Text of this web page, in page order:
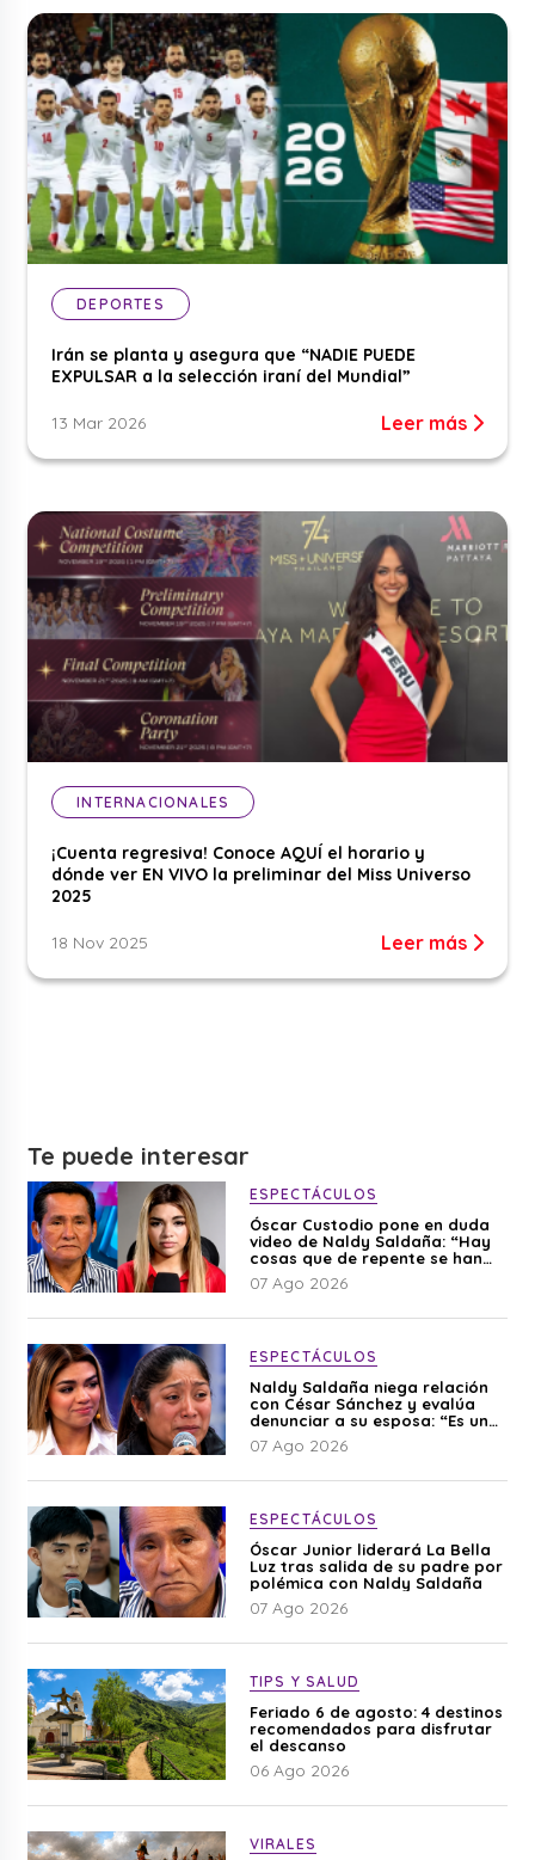
DEPORTES
Irán se planta y asegura que “NADIE PUEDE
EXPULSAR a la selección iraní del Mundial”
13 Mar 2026 Leer más
INTERNACIONALES
¡Cuenta regresiva! Conoce AQUÍ el horario y
dónde ver EN VIVO la preliminar del Miss Universo
2025
18 Nov 2025 Leer más
Te puede interesar
ESPECTÁCULOS
Óscar Custodio pone en duda
video de Naldy Saldaña: “Hay
cosas que de repente se han
editado”
07 Ago 2026
ESPECTÁCULOS
Naldy Saldaña niega relación
con César Sánchez y evalúa
denunciar a su esposa: “Es una
difamación”
07 Ago 2026
ESPECTÁCULOS
Óscar Junior liderará La Bella
Luz tras salida de su padre por
polémica con Naldy Saldaña
07 Ago 2026
TIPS Y SALUD
Feriado 6 de agosto: 4 destinos
recomendados para disfrutar
el descanso
06 Ago 2026
VIRALES